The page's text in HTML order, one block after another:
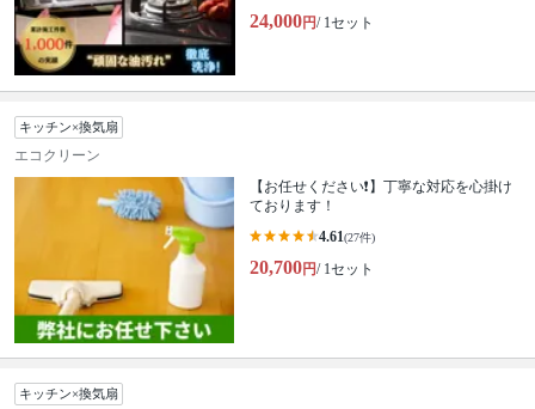
24,000円/ 1セット
キッチン×換気扇
エコクリーン
【お任せください❗️】丁寧な対応を心掛け
ております！
4.61(27件)
20,700円/ 1セット
キッチン×換気扇